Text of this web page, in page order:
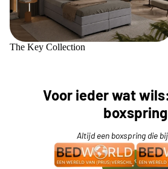
The Key Collection
Voor ieder wat
boxspring
Altijd een boxspring die
Bekijk meer